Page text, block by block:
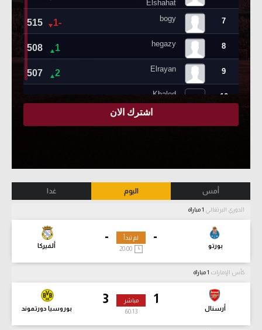
أمس اليوم غدا
الدوري البرتغالي
-
بورتو
-
ألفيركا
لم تبدأ
كأس الإمارات
1
أرسنال
3
بوروسيا دورتموند
مباشر
60:13